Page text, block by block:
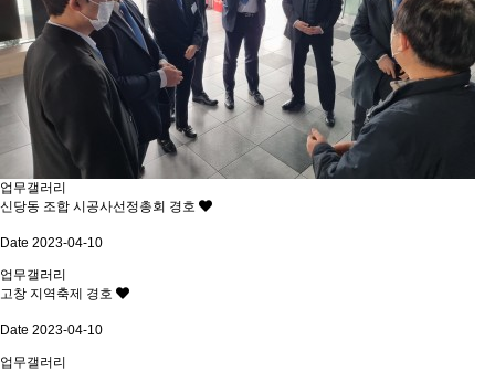
업무갤러리
신당동 조합 시공사선정총회 경호
Date 2023-04-10
업무갤러리
고창 지역축제 경호
Date 2023-04-10
업무갤러리